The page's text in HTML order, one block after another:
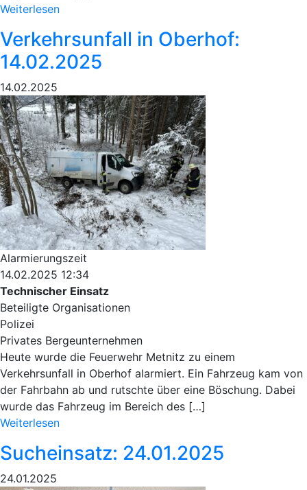
Weiterlesen
Verkehrsunfall in Oberhof:
14.02.2025
14.02.2025
Alarmierungszeit
14.02.2025 12:34
Technischer Einsatz
Beteiligte Organisationen
Polizei
Privates Bergeunternehmen
Heute wurde die Feuerwehr Metnitz zu einem
Verkehrsunfall in Oberhof alarmiert. Ein Fahrzeug kam von
der Fahrbahn ab und rutschte über eine Böschung. Dabei
wurde das Fahrzeug im Bereich des […]
Weiterlesen
Sucheinsatz: 24.01.2025
24.01.2025